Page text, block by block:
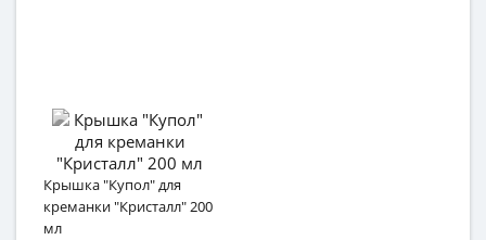
Крышка "Купол" для
креманки "Кристалл" 200
мл